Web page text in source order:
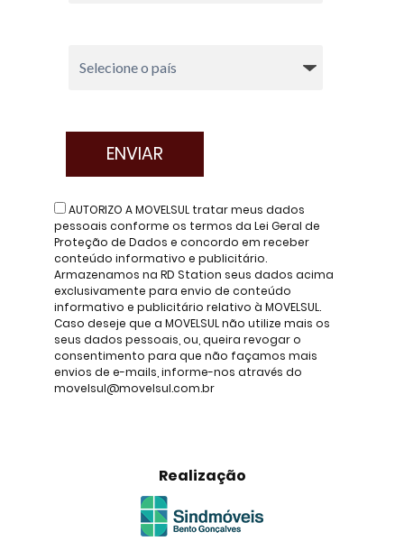
AUTORIZO A MOVELSUL tratar meus dados
pessoais conforme os termos da Lei Geral de
Proteção de Dados e concordo em receber
conteúdo informativo e publicitário.
Armazenamos na RD Station seus dados acima
exclusivamente para envio de conteúdo
informativo e publicitário relativo à MOVELSUL.
Caso deseje que a MOVELSUL não utilize mais os
seus dados pessoais, ou, queira revogar o
consentimento para que não façamos mais
envios de e-mails, informe-nos através do
movelsul@movelsul.com.br
Realização